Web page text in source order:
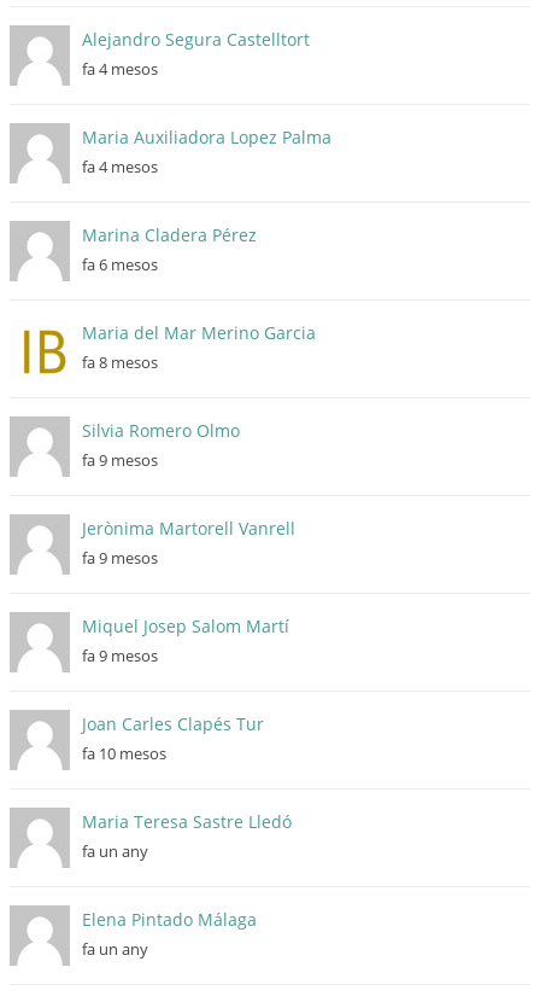
Alejandro Segura Castelltort
fa 4 mesos
Maria Auxiliadora Lopez Palma
fa 4 mesos
Marina Cladera Pérez
fa 6 mesos
Maria del Mar Merino Garcia
fa 8 mesos
Silvia Romero Olmo
fa 9 mesos
Jerònima Martorell Vanrell
fa 9 mesos
Miquel Josep Salom Martí
fa 9 mesos
Joan Carles Clapés Tur
fa 10 mesos
Maria Teresa Sastre Lledó
fa un any
Elena Pintado Málaga
fa un any